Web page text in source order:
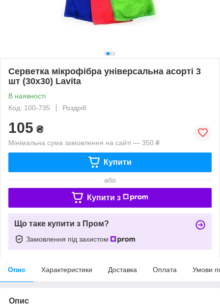
Серветка мікрофібра універсальна асорті 3
шт (30х30) Lavita
В наявності
Код: 100-735
Роздріб
105 ₴
Мінімальна сума замовлення на сайті — 350 ₴
Купити
або
Купити з
Що таке купити з Пром?
Замовлення під захистом
Опис Характеристики Доставка Оплата Умови
Опис